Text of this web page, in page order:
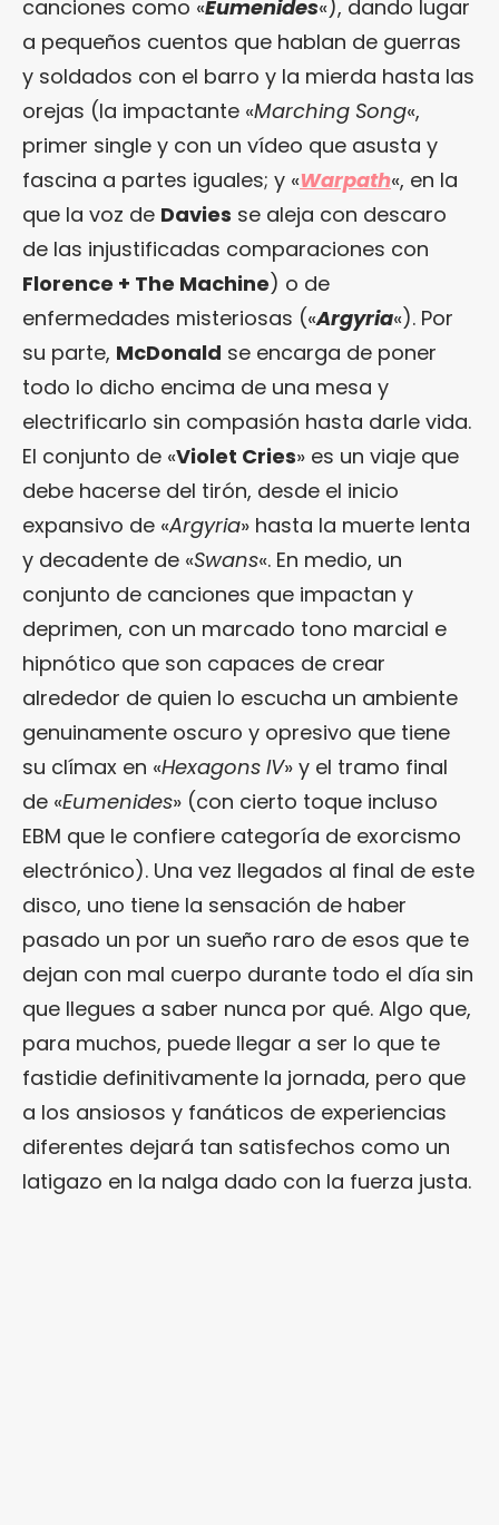
canciones como «Eumenides«), dando lugar
a pequeños cuentos que hablan de guerras
y soldados con el barro y la mierda hasta las
orejas (la impactante «Marching Song«,
primer single y con un vídeo que asusta y
fascina a partes iguales; y «Warpath«, en la
que la voz de Davies se aleja con descaro
de las injustificadas comparaciones con
Florence + The Machine) o de
enfermedades misteriosas («Argyria«). Por
su parte, McDonald se encarga de poner
todo lo dicho encima de una mesa y
electrificarlo sin compasión hasta darle vida.
El conjunto de «Violet Cries» es un viaje que
debe hacerse del tirón, desde el inicio
expansivo de «Argyria» hasta la muerte lenta
y decadente de «Swans«. En medio, un
conjunto de canciones que impactan y
deprimen, con un marcado tono marcial e
hipnótico que son capaces de crear
alrededor de quien lo escucha un ambiente
genuinamente oscuro y opresivo que tiene
su clímax en «Hexagons IV» y el tramo final
de «Eumenides» (con cierto toque incluso
EBM que le confiere categoría de exorcismo
electrónico). Una vez llegados al final de este
disco, uno tiene la sensación de haber
pasado un por un sueño raro de esos que te
dejan con mal cuerpo durante todo el día sin
que llegues a saber nunca por qué. Algo que,
para muchos, puede llegar a ser lo que te
fastidie definitivamente la jornada, pero que
a los ansiosos y fanáticos de experiencias
diferentes dejará tan satisfechos como un
latigazo en la nalga dado con la fuerza justa.